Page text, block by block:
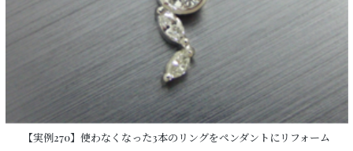
【実例270】使わなくなった3本のリングをペンダントにリフォーム